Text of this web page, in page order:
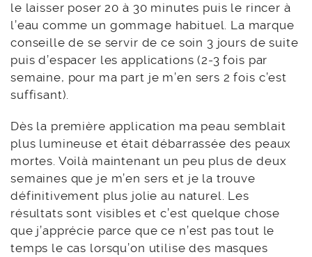
le laisser poser 20 à 30 minutes puis le rincer à
l’eau comme un gommage habituel. La marque
conseille de se servir de ce soin 3 jours de suite
puis d’espacer les applications (2-3 fois par
semaine, pour ma part je m’en sers 2 fois c’est
suffisant).
Dès la première application ma peau semblait
plus lumineuse et était débarrassée des peaux
mortes. Voilà maintenant un peu plus de deux
semaines que je m’en sers et je la trouve
définitivement plus jolie au naturel. Les
résultats sont visibles et c’est quelque chose
que j’apprécie parce que ce n’est pas tout le
temps le cas lorsqu’on utilise des masques